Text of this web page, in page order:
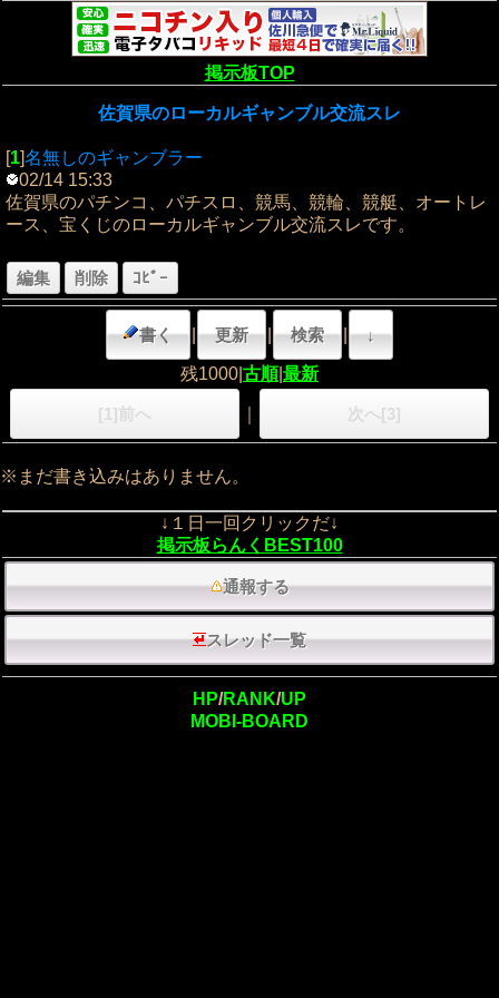
掲示板TOP
佐賀県のローカルギャンブル交流スレ
[1]名無しのギャンブラー
02/14 15:33
佐賀県のパチンコ、パチスロ、競馬、競輪、競艇、オートレ
ース、宝くじのローカルギャンブル交流スレです。
編集 削除 ｺﾋﾟｰ
書く 更新 検索 ↓
残1000| 古順|最新
[1]前へ 次へ[3]
※まだ書き込みはありません。
↓１日一回クリックだ↓
掲示板らんくBEST100
通報する
スレッド一覧
HP/RANK/UP
MOBI-BOARD